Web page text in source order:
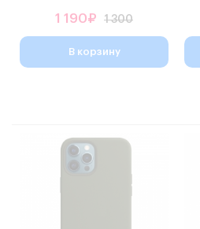
1 190₽ 1 300
В корзину